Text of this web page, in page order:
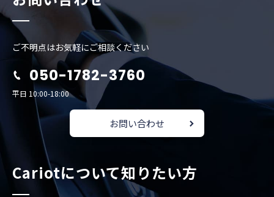
ご不明点はお気軽にご相談ください
050-1782-3760
平日 10:00-18:00
お問い合わせ
Cariotについて知りたい方